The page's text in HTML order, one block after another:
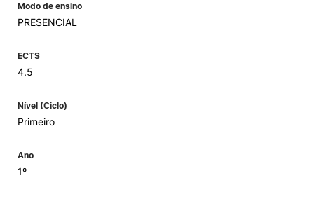
Modo de ensino
PRESENCIAL
ECTS
4.5
Nível (Ciclo)
Primeiro
Ano
1º